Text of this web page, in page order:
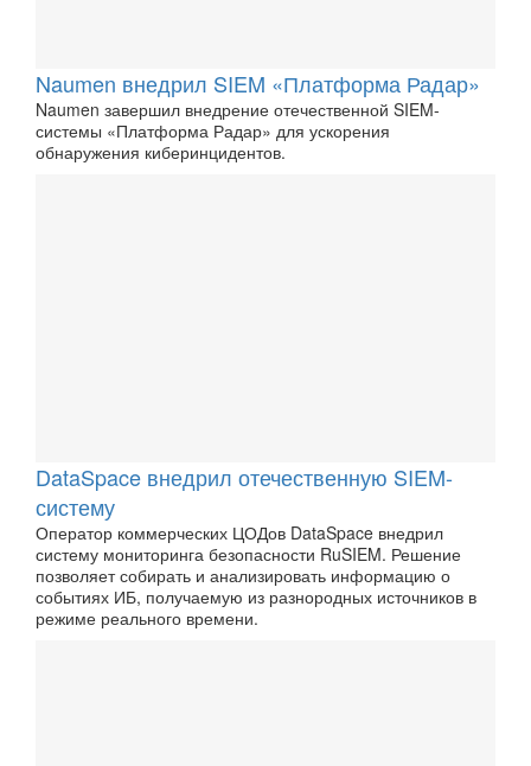
Naumen внедрил SIEM «Платформа Радар»
Naumen завершил внедрение отечественной SIEM-
системы «Платформа Радар» для ускорения
обнаружения киберинцидентов.
DataSpace внедрил отечественную SIEM-
систему
Оператор коммерческих ЦОДов DataSpace внедрил
систему мониторинга безопасности RuSIEM. Решение
позволяет собирать и анализировать информацию о
событиях ИБ, получаемую из разнородных источников в
режиме реального времени.